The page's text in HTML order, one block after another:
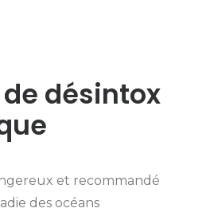
désintox
et recommandé
des océans